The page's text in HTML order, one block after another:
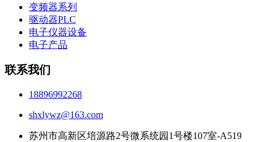
变频器系列
驱动器PLC
电子仪器设备
电子产品
联系我们
18896992268
shxlywz@163.com
苏州市高新区培源路2号微系统园1号楼107室-A519